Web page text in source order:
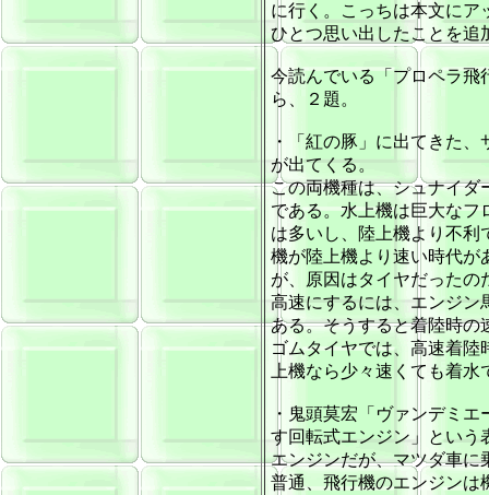
に行く。こっちは本文にア
ひとつ思い出したことを追
今読んでいる「プロペラ飛
ら、２題。
・「紅の豚」に出てきた
が出てくる。
この両機種は、シュナイダ
である。水上機は巨大なフ
は多いし、陸上機より不利
機が陸上機より速い時代が
が、原因はタイヤだったの
高速にするには、エンジン
ある。そうすると着陸時の
ゴムタイヤでは、高速着
上機なら少々速くても着
・鬼頭莫宏「ヴァンデミ
す回転式エンジン」という
エンジンだが、マツダ車に
普通、飛行機のエンジンは